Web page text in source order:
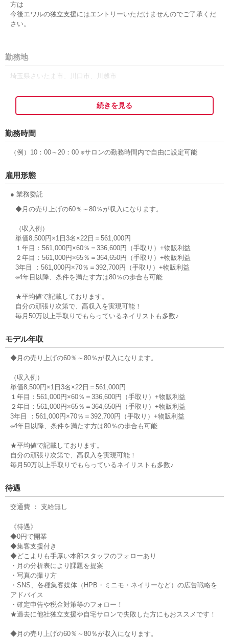
方は
今後エワルの独立支援にはエントリーいただけませんのでご了承くだ
さい。
勤務地
埼玉県さいたま市、川口市、川越市
続きを見る
勤務時間
（例）10：00～20：00 ※サロンの勤務時間内で自由に設定可能
雇用形態
● 業務委託
◆月の売り上げの60％～80％が収入になります。
（収入例）
単価8,500円×1日3名×22日＝561,000円
１年目：561,000円×60％＝336,600円（手取り）+物販利益
２年目：561,000円×65％＝364,650円（手取り）+物販利益
3年目 ：561,000円×70％＝392,700円（手取り）+物販利益
※4年目以降、条件を満たす方は80％の歩合も可能
★平均値で記載しております。
自分の頑張り次第で、高収入を実現可能！
毎月50万以上手取りでもらっているネイリストも多数♪
モデル年収
◆月の売り上げの60％～80％が収入になります。
（収入例）
単価8,500円×1日3名×22日＝561,000円
１年目：561,000円×60％＝336,600円（手取り）+物販利益
２年目：561,000円×65％＝364,650円（手取り）+物販利益
3年目 ：561,000円×70％＝392,700円（手取り）+物販利益
※4年目以降、条件を満たす方は80％の歩合も可能
★平均値で記載しております。
自分の頑張り次第で、高収入を実現可能！
毎月50万以上手取りでもらっているネイリストも多数♪
待遇
交通費 ： 支給無し
《待遇》
◆0円で開業
◆集客支援付き
◆どこよりも手厚い本部スタッフのフォローあり
・月の分析表により課題を提案
・写真の撮り方
・SNS、各種集客媒体（HPB・ミニモ・ネイリーなど）の広告戦略を
アドバイス
・確定申告や税金対策等のフォロー！
★過去に他社独立支援や自宅サロンで失敗した方にもおススメです！
◆月の売り上げの60％～80％が収入になります。